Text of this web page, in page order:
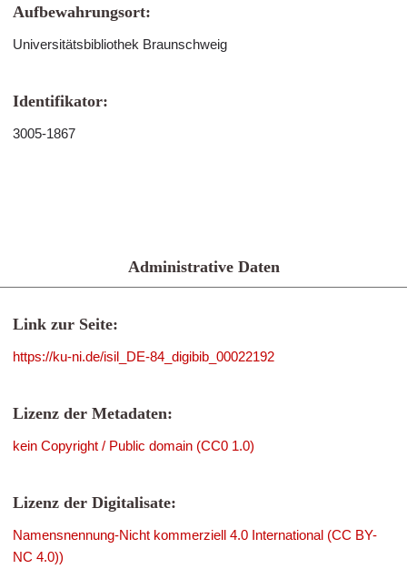
Aufbewahrungsort:
Universitätsbibliothek Braunschweig
Identifikator:
3005-1867
Administrative Daten
Link zur Seite:
https://ku-ni.de/isil_DE-84_digibib_00022192
Lizenz der Metadaten:
kein Copyright / Public domain (CC0 1.0)
Lizenz der Digitalisate:
Namensnennung-Nicht kommerziell 4.0 International (CC BY-
NC 4.0))